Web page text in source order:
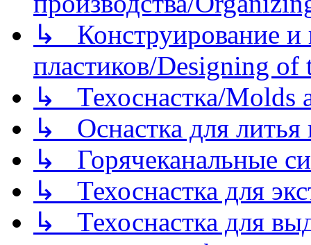
↳ Конструирование и
пластиков/Designing of
↳ Техоснастка/Molds
↳ Оснастка для литья
↳ Горячеканальные
↳ Техоснастка для
↳ Техоснастка для